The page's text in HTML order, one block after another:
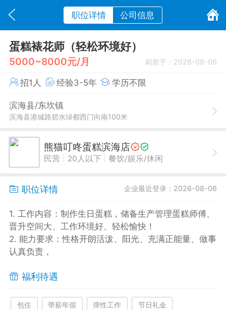
职位详情 公司信息
蛋糕裱花师（轻松环境好）
5000~8000元/月 刷新于：2026-08-06
招1人 经验3-5年 学历不限
滨海县/东坎镇
滨海县港城路碧水绿都西门向南100米
熊猫叮咚蛋糕滨海店
民营 20人以下 餐饮/娱乐/休闲
职位详情 企业最近登录：2026-08-06
1. 工作内容：制作生日蛋糕，储备生产管理蛋糕师傅、
晋升空间大、工作环境好、轻松愉快！
2. 能力要求：性格开朗活泼、阳光、充满正能量、做事
认真负责，
福利待遇
包住 带薪年假 弹性工作 节日礼金